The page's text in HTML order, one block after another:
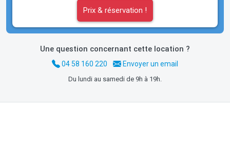
Prix & réservation !
Une question concernant cette location ?
04 58 160 220 Envoyer un email
Du lundi au samedi de 9h à 19h.